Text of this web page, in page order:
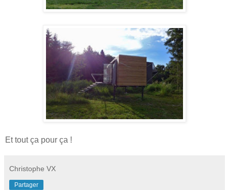
Et tout ça pour ça !
Christophe VX
Partager